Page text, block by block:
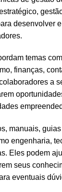
desenvolver
temas
finanças,
a
manuais,
engenharia,
Eles podem
seus
eventuais